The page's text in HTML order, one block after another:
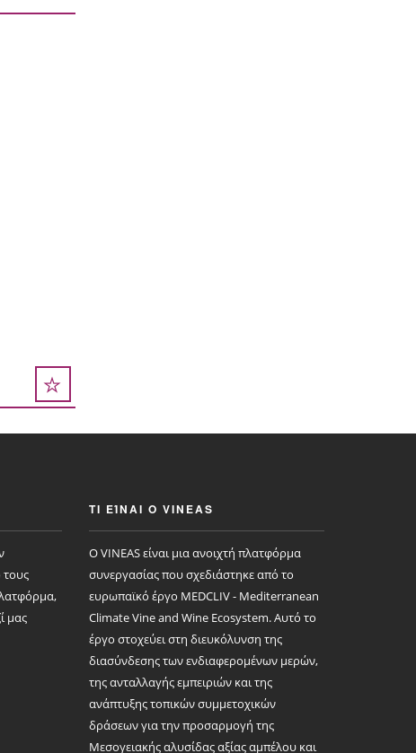
τους
μας
ΤΙ ΕΊΝΑΙ Ο VINEAS
Ο VINEAS είναι μια ανοιχτή πλατφόρμα
συνεργασίας που σχεδιάστηκε από το
ευρωπαϊκό έργο MEDCLIV - Mediterranean
Climate Vine and Wine Ecosystem. Αυτό το
έργο στοχεύει στη διευκόλυνση της
διασύνδεσης των ενδιαφερομένων μερών,
της ανταλλαγής εμπειριών και της
ανάπτυξης τοπικών συμμετοχικών
δράσεων για την προσαρμογή της
Μεσογειακής αλυσίδας αξίας αμπέλου και